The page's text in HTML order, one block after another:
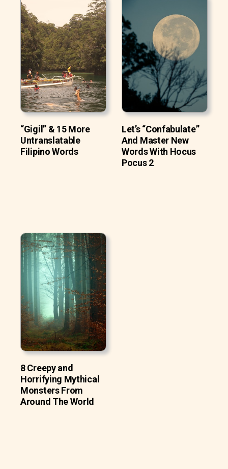
“Gigil” & 15 More
Untranslatable
Filipino Words
Let’s “Confabulate”
And Master New
Words With Hocus
Pocus 2
8 Creepy and
Horrifying Mythical
Monsters From
Around The World